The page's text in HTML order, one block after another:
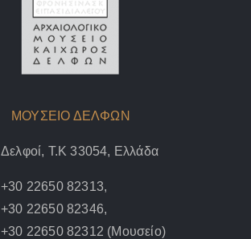
ΜΟΥΣΕΙΟ ΔΕΛΦΩΝ
Δελφοί, Τ.Κ 33054, Ελλάδα
+30 22650 82313,
+30 22650 82346,
+30 22650 82312 (Μουσείο)